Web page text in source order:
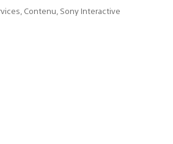
Contenu, Sony Interactive